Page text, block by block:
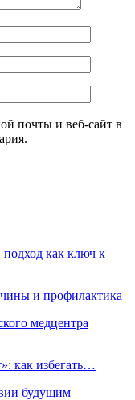
почты и веб-сайт в
как ключ к
и профилактика
медцентра
как избегать…
будущим